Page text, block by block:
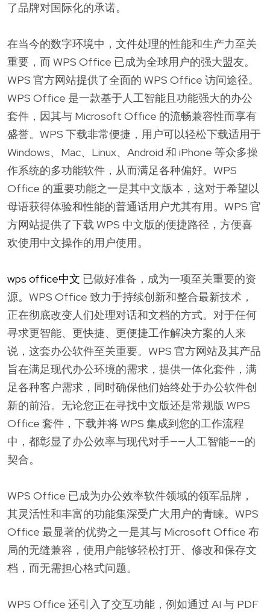
了品牌对国际化的承诺。
在当今的数字环境中，文件处理的性能和生产力至关
重要，而 WPS Office 已成为全球用户的强大盟友。
WPS 官方网站提供了全面的 WPS Office 访问途径。
WPS Office 是一款基于人工智能且功能强大的办公
套件，因其与 Microsoft Office 的流畅兼容性而享有
盛誉。WPS 下载非常便捷，用户可以轻松下载适用于
Windows、Mac、Linux、Android 和 iPhone 等众多操
作系统的多功能软件，从而满足各种偏好。WPS
Office 的重要功能之一是其中文版本，这对于希望以
母语获得体验和性能的普通话用户尤其有用。WPS 官
方网站提供了下载 WPS 中文版的便捷路径，方便喜
欢使用中文操作的用户使用。
wps office中文 已做好准备，成为一项至关重要的资
源。WPS Office 致力于持续创新和整合最新技术，
正在彻底改变人们处理对话和文档的方式。对于任何
寻求更智能、更快捷、更便捷工作解决方案的人来
说，这套办公软件至关重要。WPS 官方网站及其产品
旨在满足现代办公环境的需求，提供一体化套件，满
足各种客户需求，同时确保他们始终处于办公软件创
新的前沿。无论您正在寻找中文版还是常规版 WPS
Office 套件，下载并将 WPS 集成到您的工作流程
中，都彰显了办公效率与现代对手——人工智能——的
契合。
WPS Office 已成为办公效率软件领域的领军品牌，
其灵活性和丰富的功能集深受广大用户的青睐。WPS
Office 最显著的优势之一是其与 Microsoft Office 布
局的无缝兼容，使用户能够轻松打开、修改和保存文
档，而无需担心格式问题。
WPS Office 还引入了交互功能，例如通过 AI 与 PDF